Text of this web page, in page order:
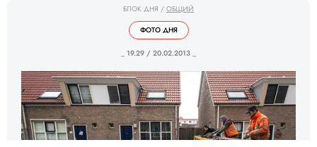
БЛОК ДНЯ / ОБЩИЙ
ФОТО ДНЯ
_ 19.29 / 20.02.2013 _